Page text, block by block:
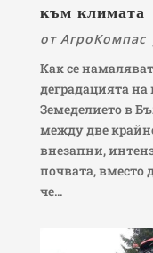
към климата
от АгроКомпас
Как се
деградацията
Земеделието в
между две
внезапни,
почвата, вместо
че...